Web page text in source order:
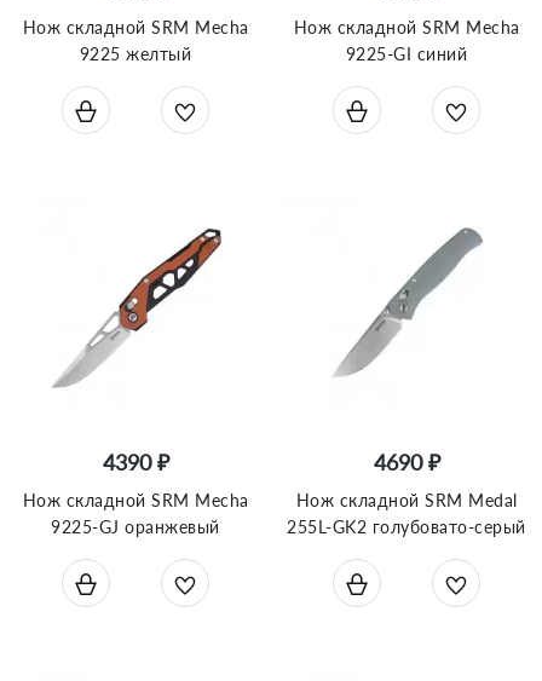
Нож складной SRM Mecha
9225 желтый
Нож складной SRM Mecha
9225-GI синий
4390 ₽
Нож складной SRM Mecha
9225-GJ оранжевый
4690 ₽
Нож складной SRM Medal
255L-GK2 голубовато-серый